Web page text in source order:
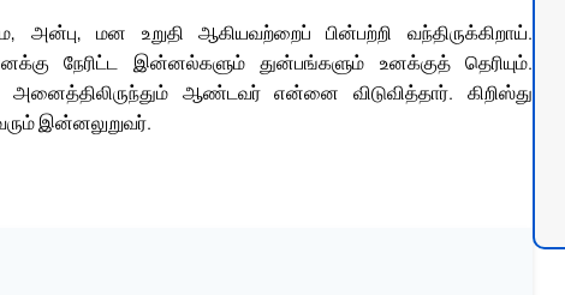
மன உறுதி ஆகியவற்றைப் பின்பற்றி வந்திருக்கிறாய்.
நேரிட்ட இன்னல்களும் துன்பங்களும் உனக்குத் தெரியும்.
ஆண்டவர் என்னை விடுவித்தார். கிறிஸ்து
இன்னலுறுவர்.